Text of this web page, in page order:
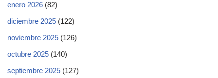
enero 2026 (82)
diciembre 2025 (122)
noviembre 2025 (126)
octubre 2025 (140)
septiembre 2025 (127)